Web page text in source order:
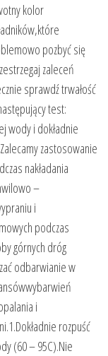
kolor
pozbyć się
zaleceń
sprawdź trwałość
test:
wody i dokładnie
zastosowanie
nakładania
–
i
podczas
górnych dróg
odbarwianie w
i
rozpuść
(60 – 95C).Nie